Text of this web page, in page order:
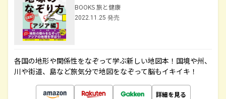
BOOKS 旅と健康
2022.11.25 発売
各国の地形や関係性をなぞって学ぶ新しい地図本！国境や州、
川や街道、島など旅気分で地図をなぞって脳もイキイキ！
詳細を見る